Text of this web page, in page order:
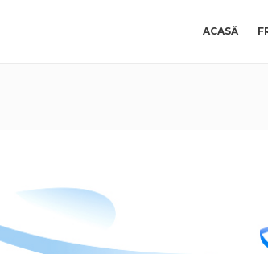
ACASĂ